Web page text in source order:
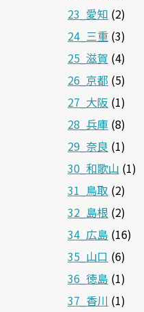
23_愛知 (2)
24_三重 (3)
25_滋賀 (4)
26_京都 (5)
27_大阪 (1)
28_兵庫 (8)
29_奈良 (1)
30_和歌山 (1)
31_鳥取 (2)
32_島根 (2)
34_広島 (16)
35_山口 (6)
36_徳島 (1)
37_香川 (1)